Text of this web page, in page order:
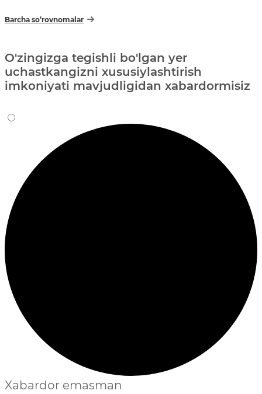
Barcha so‘rovnomalar
O'zingizga tegishli bo'lgan yer
uchastkangizni xususiylashtirish
imkoniyati mavjudligidan xabardormisiz
Xabardor emasman